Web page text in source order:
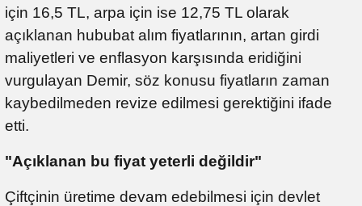
için 16,5 TL, arpa için ise 12,75 TL olarak
açıklanan hububat alım fiyatlarının, artan girdi
maliyetleri ve enflasyon karşısında eridiğini
vurgulayan Demir, söz konusu fiyatların zaman
kaybedilmeden revize edilmesi gerektiğini ifade
etti.
"Açıklanan bu fiyat yeterli değildir"
Çiftçinin üretime devam edebilmesi için devlet